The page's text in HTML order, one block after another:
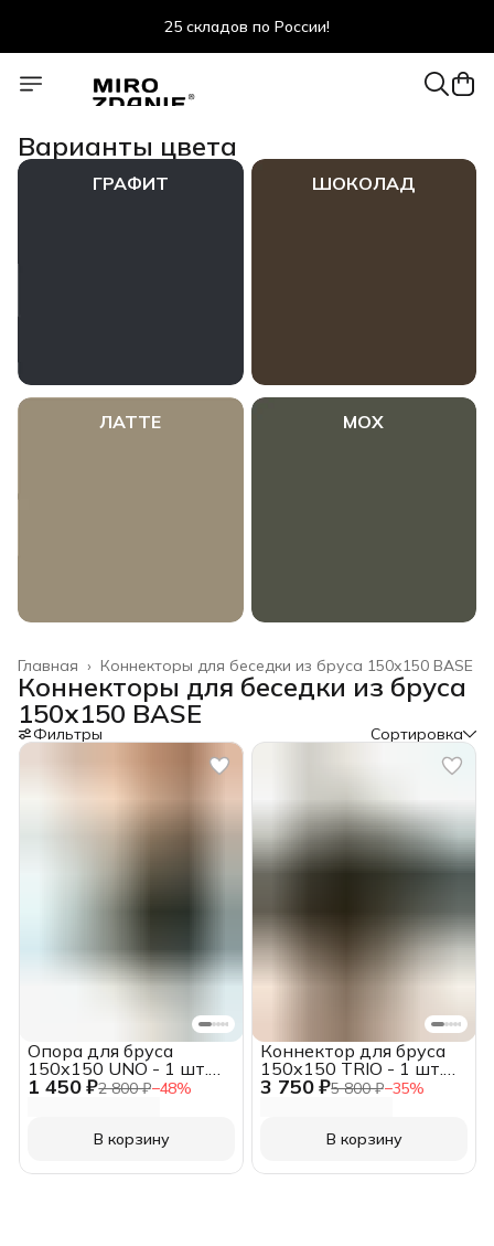
25 складов по России!
скидки до 47% весь июль!
Варианты цвета
ГРАФИТ ШОКОЛАД
ЛАТТЕ МОХ
Коннекторы для беседки из бруса 150х150 BASE
Главная ›
Коннекторы для беседки из бруса
150х150 BASE
Фильтры Сортировка
1 450 ₽2 800 ₽−48%
Опора для бруса
150x150 UNO - 1 шт.
графит, с шурупами
В корзину
3 750 ₽5 800 ₽−35%
Коннектор для бруса
150x150 TRIO - 1 шт.
графит, с шурупами
В корзину